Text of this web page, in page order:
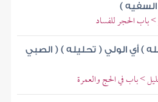
السفيه )
باب الحجر للفساد
) أي الولي ( تحليله ) ( الصبي
> باب في الحج والعمرة